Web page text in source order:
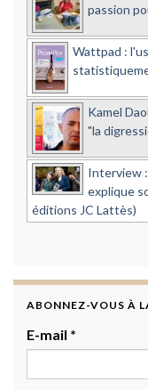
passion
Wattpad :
Kamel
"la
Interview
explique
éditions JC Lattès)
ABONNEZ-VOUS À
E-mail *